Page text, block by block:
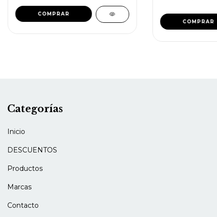
Categorías
Inicio
DESCUENTOS
Productos
Marcas
Contacto